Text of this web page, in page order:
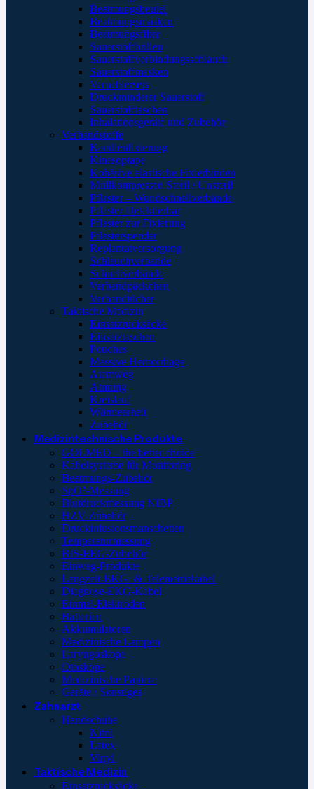
Beatmungsbeutel
Beatmungsmasken
Beatmungsfilter
Sauerstoffbrillen
Sauerstoffverbindungsschlauch
Sauerstoffmasken
Verneblersets
Druckminderer Sauerstoff
Sauerstofftaschen
Inhalationsgeräte und Zubehör
Verbandstoffe
Kanülenfixierung
Kinesoptape
Kohäsive elastische Fixierbinden
Mullkompressen Steril / Unsteril
Pflaster – Wundschnellverbände
Pflaster Detektierbar
Pflaster zur Fixierung
Pflasterspender
Replantatversorgung
Schlauchverbände
Schnellverbände
Verbandpäckchen
Verbandtücher
Taktische Medizin
Einsatzrucksäcke
Einsatztaschen
Pouches
Massive Hemorrhage
Atemweg
Atmung
Kreislauf
Wärmeerhalt
Zubehör
Medizintechnische Produkte
GOLMED – the better choice
Kabelsysteme für Monitoring
Beatmungs-Zubehör
SpO²-Messung
Blutdruckmessung NIBP
HZV-Zubehör
Druckinfusionsmanschetten
Temperaturmessung
BIS-EEG-Zubehör
Einweg-Produkte
Langzeit-EKG- & Telemetriekabel
Diagnose-EKG-Kabel
Einmal-Elektroden
Batterien
Akkumulatoren
Medizinische Lampen
Laryngoskope
Otoskope
Medizinische Papiere
Geräte / Sonstiges
Zahnarzt
Handschuhe
Nitril
Latex
Vinyl
Taktische Medizin
Einsatzrucksäcke